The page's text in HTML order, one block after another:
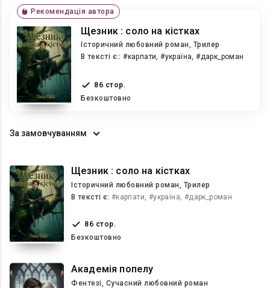
Рекомендація автора
Щезник : соло на кістках
Історичний любовний роман, Трилер
В текcті є:: #карпати, #україна, #дарк_роман
86 стор.
Безкоштовно
За замовчуванням
Щезник : соло на кістках
Історичний любовний роман, Трилер
В текcті є: #карпати, #україна, #дарк_роман
86 стор.
Безкоштовно
Академія попелу
Фентезі, Сучасний любовний роман